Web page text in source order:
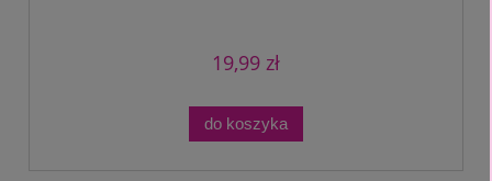
19,99 zł
do koszyka